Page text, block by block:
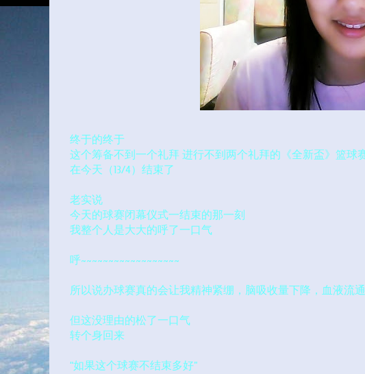
终于的终于
这个筹备不到一个礼拜 进行不到两个礼拜的《全新盃》篮球
在今天（13/4）结束了
老实说
今天的球赛闭幕仪式一结束的那一刻
我整个人是大大的呼了一口气
呼~~~~~~~~~~~~~~~~~~
所以说办球赛真的会让我精神紧绷，脑吸收量下降，血液流
但这没理由的松了一口气
转个身回来
“如果这个球赛不结束多好”